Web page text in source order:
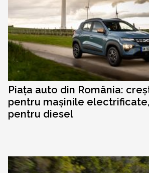
Piața auto din România:
pentru mașinile
pentru diesel